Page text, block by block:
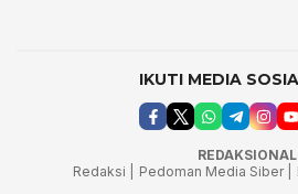
IKUTI MEDIA
REDAKSIONAL
Redaksi |
Pedoman Media Siber |